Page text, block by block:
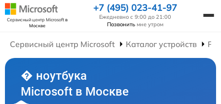
Сервисный центр Microsoftв
Москве
+7 (495) 023-41-97
Ежедневно с 9:00 до 21:00
Позвонить мне утром
Сервисный центр Microsoft Каталог устройств
� ноутбука
Microsoft в Москве